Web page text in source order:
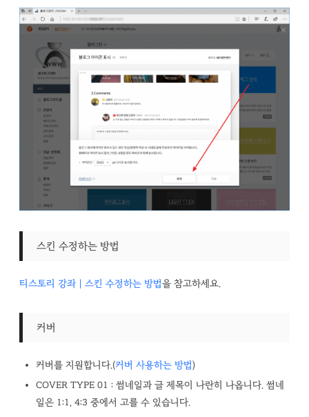
스킨 수정하는 방법
티스토리 강좌 | 스킨 수정하는 방법을 참고하세요.
커버
커버를 지원합니다.(커버 사용하는 방법)
COVER TYPE 01 : 썸네일과 글 제목이 나란히 나옵니다. 썸네
일은 1:1, 4:3 중에서 고를 수 있습니다.